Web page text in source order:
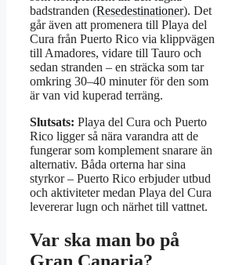
badstranden (Resedestinationer). Det
går även att promenera till Playa del
Cura från Puerto Rico via klippvägen
till Amadores, vidare till Tauro och
sedan stranden – en sträcka som tar
omkring 30–40 minuter för den som
är van vid kuperad terräng.
Slutsats: Playa del Cura och Puerto
Rico ligger så nära varandra att de
fungerar som komplement snarare än
alternativ. Båda orterna har sina
styrkor – Puerto Rico erbjuder utbud
och aktiviteter medan Playa del Cura
levererar lugn och närhet till vattnet.
Var ska man bo på
Gran Canaria?